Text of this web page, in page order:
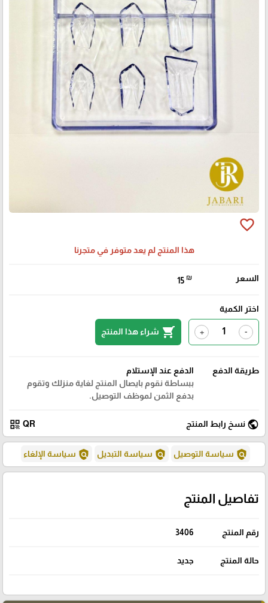
favorite_border
هذا المنتج لم يعد متوفر في متجرنا
السعر 15 ₪
اختر الكمية
-
+
shopping_cart شراء هذا المنتج
طريقة الدفع
الدفع عند الإستلام
ببساطة نقوم بايصال المنتج لغاية منزلك وتقوم
بدفع الثمن لموظف التوصيل.
public نسخ رابط المنتج QR
qr_code
policy سياسة التوصيل policy سياسة التبديل policy سياسة الإلغاء
تفاصيل المنتج
رقم المنتج 3406
حالة المنتج جديد